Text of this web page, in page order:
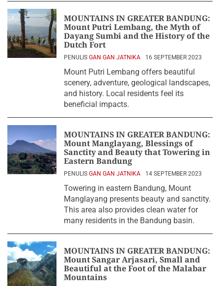
MOUNTAINS IN GREATER BANDUNG:
Mount Putri Lembang, the Myth of
Dayang Sumbi and the History of the
Dutch Fort
PENULIS GAN GAN JATNIKA 16 SEPTEMBER 2023
Mount Putri Lembang offers beautiful
scenery, adventure, geological landscapes,
and history. Local residents feel its
beneficial impacts.
MOUNTAINS IN GREATER BANDUNG:
Mount Manglayang, Blessings of
Sanctity and Beauty that Towering in
Eastern Bandung
PENULIS GAN GAN JATNIKA 14 SEPTEMBER 2023
Towering in eastern Bandung, Mount
Manglayang presents beauty and sanctity.
This area also provides clean water for
many residents in the Bandung basin.
MOUNTAINS IN GREATER BANDUNG:
Mount Sangar Arjasari, Small and
Beautiful at the Foot of the Malabar
Mountains